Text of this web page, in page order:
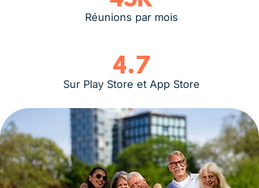
Réunions par mois
4.7
Sur Play Store et App Store